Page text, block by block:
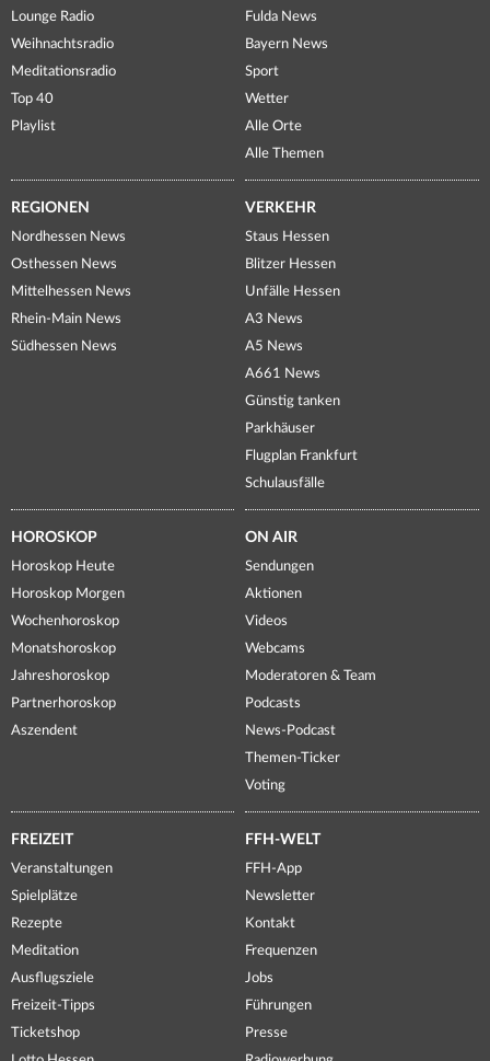
Lounge Radio
Weihnachtsradio
Meditationsradio
Top 40
Playlist
Fulda News
Bayern News
Sport
Wetter
Alle Orte
Alle Themen
REGIONEN
Nordhessen News
Osthessen News
Mittelhessen News
Rhein-Main News
Südhessen News
VERKEHR
Staus Hessen
Blitzer Hessen
Unfälle Hessen
A3 News
A5 News
A661 News
Günstig tanken
Parkhäuser
Flugplan Frankfurt
Schulausfälle
HOROSKOP
Horoskop Heute
Horoskop Morgen
Wochenhoroskop
Monatshoroskop
Jahreshoroskop
Partnerhoroskop
Aszendent
ON AIR
Sendungen
Aktionen
Videos
Webcams
Moderatoren & Team
Podcasts
News-Podcast
Themen-Ticker
Voting
FREIZEIT
Veranstaltungen
Spielplätze
Rezepte
Meditation
Ausflugsziele
Freizeit-Tipps
Ticketshop
FFH-WELT
FFH-App
Newsletter
Kontakt
Frequenzen
Jobs
Führungen
Presse